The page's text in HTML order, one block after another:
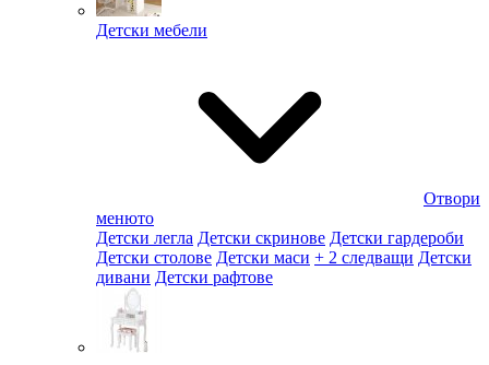
Детски мебели
Отвори
менюто
Детски легла Детски скринове Детски гардероби
Детски столове Детски маси + 2 следващи Детски
дивани Детски рафтове